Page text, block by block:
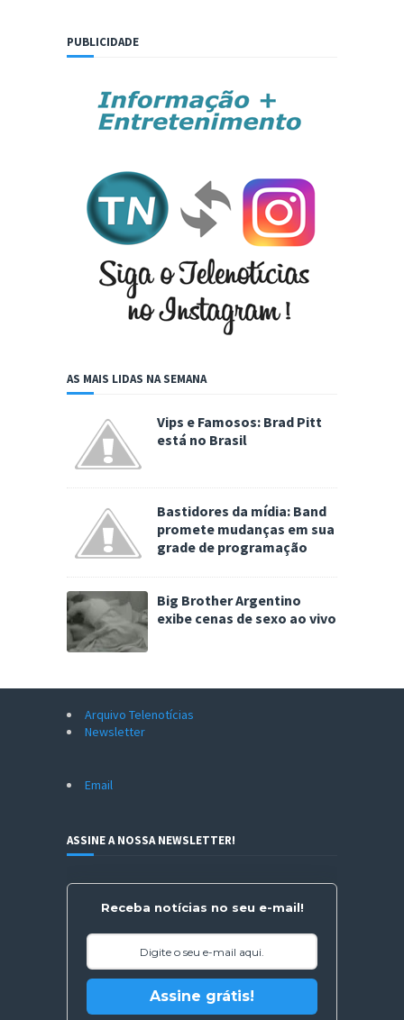
PUBLICIDADE
AS MAIS LIDAS NA SEMANA
Vips e Famosos: Brad Pitt
está no Brasil
Bastidores da mídia: Band
promete mudanças em sua
grade de programação
Big Brother Argentino
exibe cenas de sexo ao vivo
Arquivo Telenotícias
Newsletter
Email
ASSINE A NOSSA NEWSLETTER!
Receba notícias no seu e-mail!
Assine grátis!